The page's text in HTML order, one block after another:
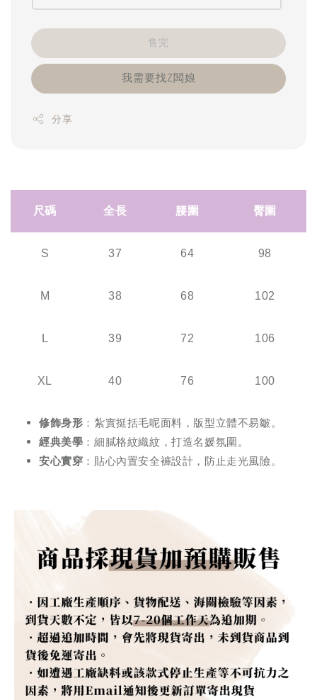
售完
我需要找Z闆娘
分享
尺碼 全長 腰圍 臀圍
S 37 64 98
M 38 68 102
L 39 72 106
XL 40 76 100
修飾身形 ：紮實挺括毛呢面料，版型立體不易皺。
經典美學 ：細膩格紋織紋，打造名媛氛圍。
安心實穿 ：貼心內置安全褲設計，防止走光風險。